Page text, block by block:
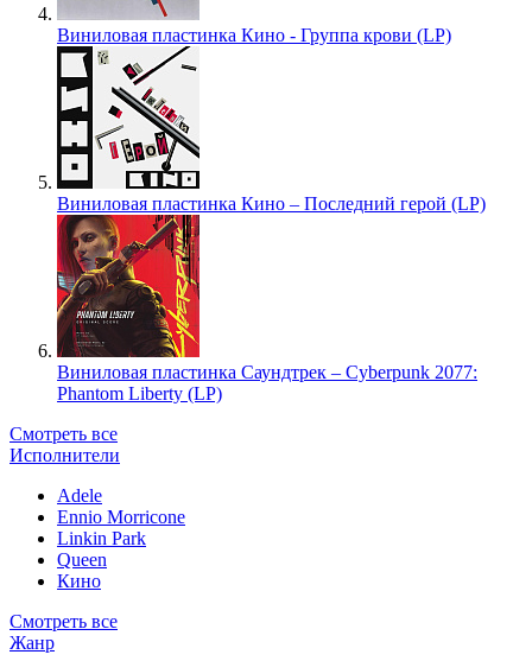
Виниловая пластинка Кино - Группа крови (LP)
Виниловая пластинка Кино – Последний герой (LP)
Виниловая пластинка Саундтрек – Cyberpunk 2077:
Phantom Liberty (LP)
Смотреть все
Исполнители
Adele
Ennio Morricone
Linkin Park
Queen
Кино
Смотреть все
Жанр